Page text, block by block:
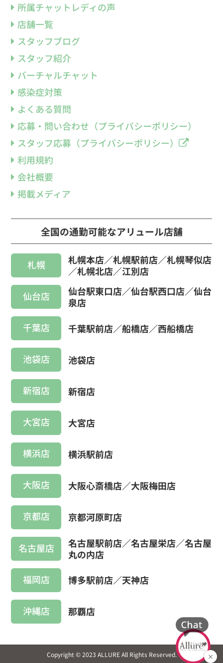
所属チャットレディの声
店舗一覧
スタッフブログ
スタッフ紹介
バーチャルチャット
感染症対策
よくある質問
応募・問い合わせ（プライバシーポリシー）
スタッフ応募（プライバシーポリシー）
利用規約
会社概要
掲載メディア
全国の通勤可能なアリュール店舗
札幌
札幌本店／札幌駅前店／札幌琴似店
／札幌北店／江別店
仙台店
仙台駅東口店／仙台駅西口店／仙台
泉店
千葉店
千葉駅前店／船橋店／西船橋店
池袋店 池袋店
新宿店 新宿店
大宮店 大宮店
横浜店 横浜駅前店
大阪店 大阪心斎橋店／大阪梅田店
京都店 京都河原町店
名古屋店
名古屋駅前店／名古屋栄店／名古屋
丸の内店
福岡店
博多駅前店／天神店
沖縄店 那覇店
Copyright © 2023 ALLURE All Rights Reserved.